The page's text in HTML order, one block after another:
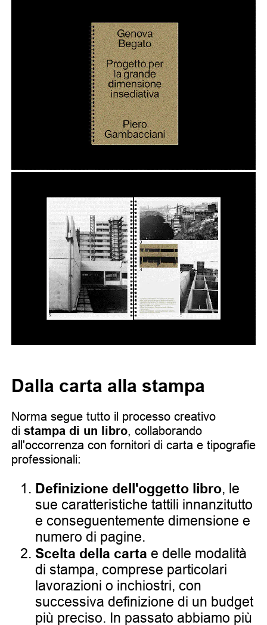
Dalla carta alla stampa
Norma segue tutto il processo creativo
di stampa di un libro, collaborando
all'occorrenza con fornitori di carta e tipografie
professionali:
Definizione dell'oggetto libro, le
sue caratteristiche tattili innanzitutto
e conseguentemente dimensione e
numero di pagine.
Scelta della carta e delle modalità
di stampa, comprese particolari
lavorazioni o inchiostri, con
successiva definizione di un budget
più preciso. In passato abbiamo più